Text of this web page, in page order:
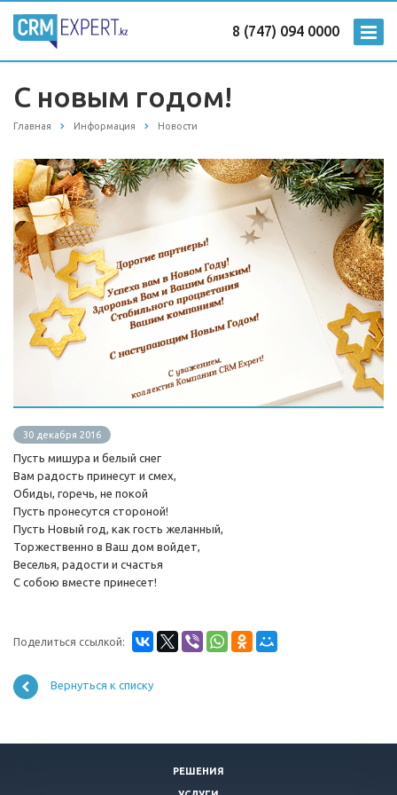
8 (747) 094 0000
С новым годом!
Главная Информация Новости
30 декабря 2016
Пусть мишура и белый снег
Вам радость принесут и смех,
Обиды, горечь, не покой
Пусть пронесутся стороной!
Пусть Новый год, как гость желанный,
Торжественно в Ваш дом войдет,
Веселья, радости и счастья
С собою вместе принесет!
Поделиться ссылкой:
Вернуться к списку
РЕШЕНИЯ